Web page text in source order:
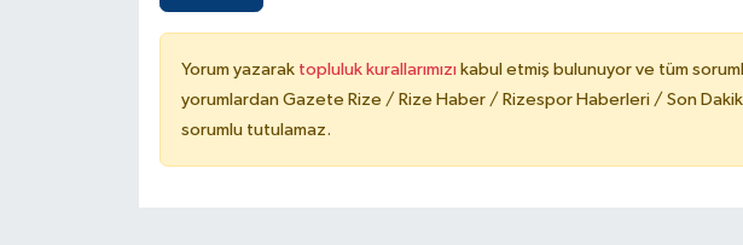
Yorum yazarak topluluk kurallarımızı kabul etmiş bulunuyor ve tüm
yorumlardan Gazete Rize / Rize Haber / Rizespor Haberleri / Son
sorumlu tutulamaz.